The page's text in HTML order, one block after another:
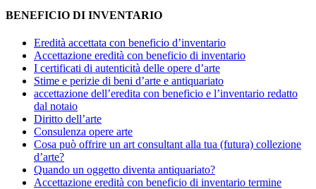
BENEFICIO DI INVENTARIO
Eredità accettata con beneficio d’inventario
Accettazione eredità con beneficio di inventario
I certificati di autenticità delle opere d’arte
Stime e perizie di beni d’arte e antiquariato
accettazione dell’eredita con beneficio e l’inventario redatto
dal notaio
Diritto dell’arte
Consulenza opere arte
Cosa può offrire un art consultant alla tua (futura) collezione
d’arte?
Quando un oggetto diventa antiquariato?
Accettazione eredità con beneficio di inventario termine